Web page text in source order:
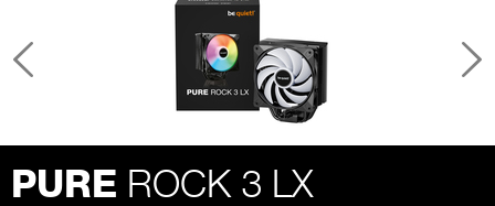
PURE ROCK 3 LX